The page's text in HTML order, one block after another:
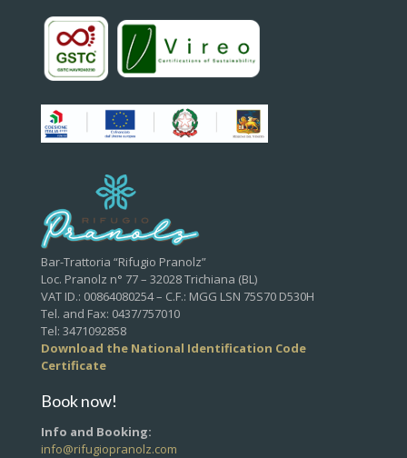
Bar-Trattoria “Rifugio Pranolz”
Loc. Pranolz n° 77 – 32028 Trichiana (BL)
VAT ID.: 00864080254 – C.F.: MGG LSN 75S70 D530H
Tel. and Fax: 0437/757010
Tel: 3471092858
Download the National Identification Code
Certificate
Book now!
Info and Booking:
info@rifugiopranolz.com